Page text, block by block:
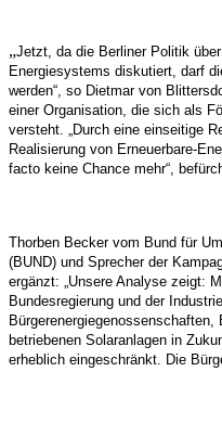
„Jetzt, da die Berliner Politik
Energiesystems diskutiert, darf
werden“, so Dietmar von
einer Organisation, die sich als
versteht. „Durch eine einseitige
Realisierung von Erneuerbare-
facto keine Chance mehr“,
Thorben Becker vom Bund für
(BUND) und Sprecher der
ergänzt: „Unsere Analyse zeigt:
Bundesregierung und der
betriebenen Solaranlagen in
erheblich eingeschränkt. Die